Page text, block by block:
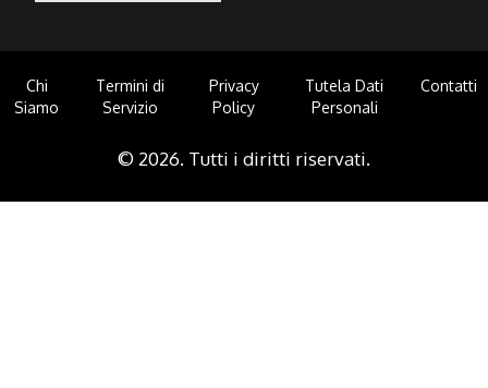
Chi
Siamo
Termini di
Servizio
Privacy
Policy
Tutela Dati
Personali
Contatti
© 2026. Tutti i diritti riservati.